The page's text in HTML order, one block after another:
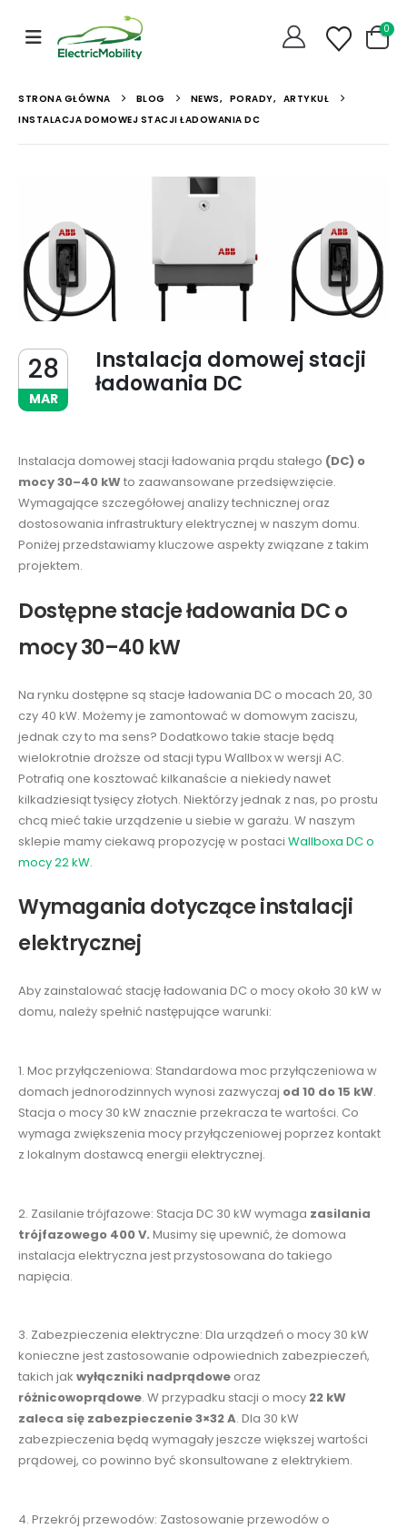
0
STRONA GŁÓWNA BLOG NEWS, PORADY, ARTYKUŁ
INSTALACJA DOMOWEJ STACJI ŁADOWANIA DC
28
MAR
Instalacja domowej stacji
ładowania DC
Instalacja domowej stacji ładowania prądu stałego (DC) o
mocy 30–40 kWto zaawansowane przedsięwzięcie.
Wymagające szczegółowej analizy technicznej oraz
dostosowania infrastruktury elektrycznej w naszym domu.
Poniżej przedstawiamy kluczowe aspekty związane z takim
projektem.
Dostępne stacje ładowania DC o
mocy 30–40 kW
Na rynku dostępne są stacje ładowania DC o mocach 20, 30
czy 40 kW. Możemy je zamontować w domowym zaciszu,
jednak czy to ma sens? Dodatkowo takie stacje będą
wielokrotnie droższe od stacji typu Wallbox w wersji AC.
Potrafią one kosztować kilkanaście a niekiedy nawet
kilkadziesiąt tysięcy złotych. Niektórzy jednak z nas, po prostu
chcą mieć takie urządzenie u siebie w garażu. W naszym
sklepie mamy ciekawą propozycję w postaci Wallboxa DC o
mocy 22 kW.
Wymagania dotyczące instalacji
elektrycznej
Aby zainstalować stację ładowania DC o mocy około 30 kW w
domu, należy spełnić następujące warunki:
1. Moc przyłączeniowa: Standardowa moc przyłączeniowa w
domach jednorodzinnych wynosi zazwyczaj od 10 do 15 kW.
Stacja o mocy 30 kW znacznie przekracza te wartości. Co
wymaga zwiększenia mocy przyłączeniowej poprzez kontakt
z lokalnym dostawcą energii elektrycznej.
2. Zasilanie trójfazowe: Stacja DC 30 kW wymaga zasilania
trójfazowego 400 V. Musimy się upewnić, że domowa
instalacja elektryczna jest przystosowana do takiego
napięcia.
3. Zabezpieczenia elektryczne: Dla urządzeń o mocy 30 kW
konieczne jest zastosowanie odpowiednich zabezpieczeń,
takich jak wyłączniki nadprądowe oraz
różnicowoprądowe. W przypadku stacji o mocy 22 kW
zaleca się zabezpieczenie 3×32 A. Dla 30 kW
zabezpieczenia będą wymagały jeszcze większej wartości
prądowej, co powinno być skonsultowane z elektrykiem.
4. Przekrój przewodów: Zastosowanie przewodów o